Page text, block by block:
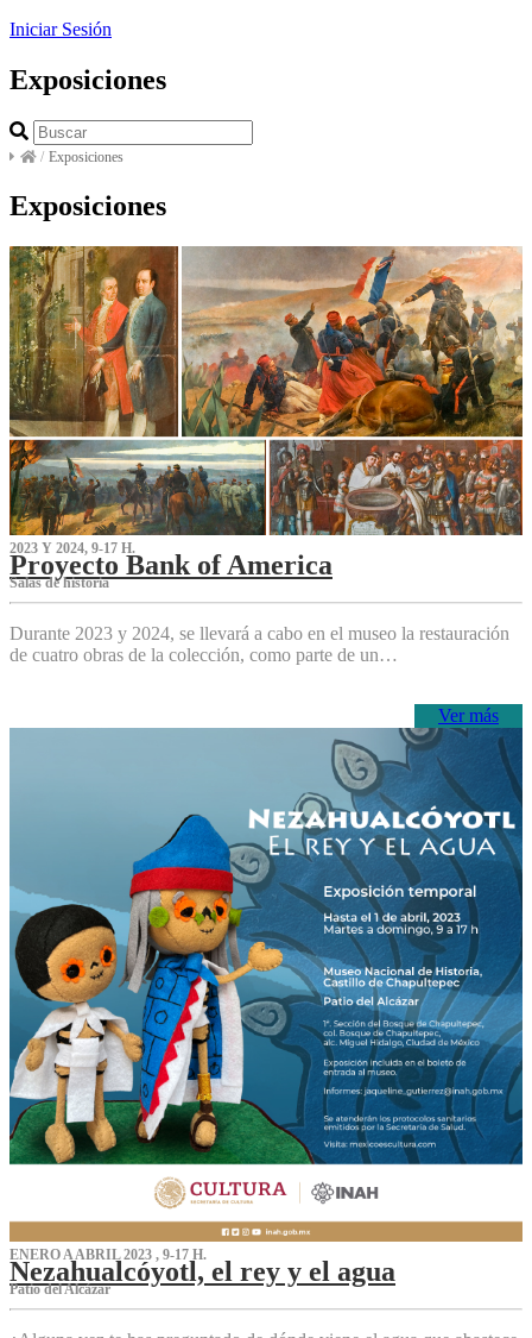
Iniciar Sesión
Exposiciones
/ Exposiciones
Exposiciones
2023 Y 2024, 9-17 H.
Proyecto Bank of America
S‌alas de historia
Durante 2023 y 2024, se llevará a cabo en el museo la restauración
de cuatro obras de la colección, como parte de un…
Ver más
ENERO A ABRIL 2023 , 9-17 H.
Nezahualcóyotl, el rey y el agua
Patio del Alcázar